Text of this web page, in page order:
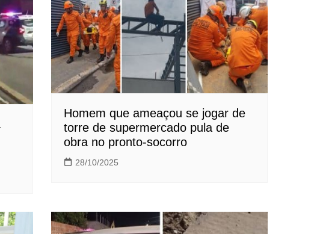
Homem que ameaçou se jogar de
torre de supermercado pula de
obra no pronto-socorro
28/10/2025